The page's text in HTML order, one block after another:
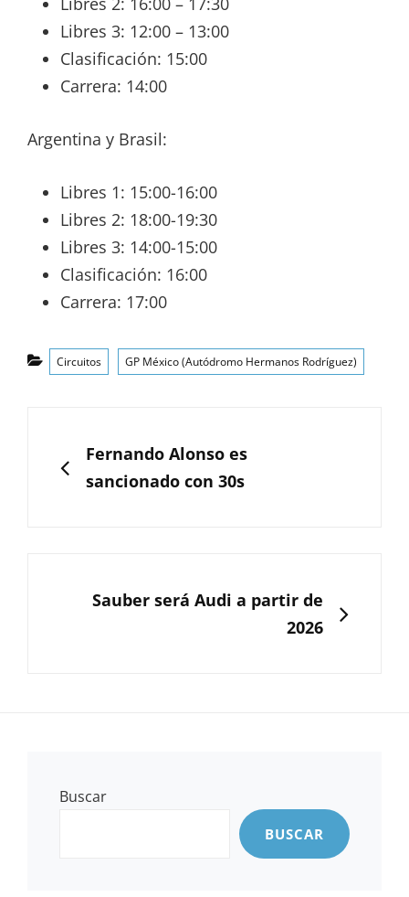
Libres 3: 12:00 – 13:00
Clasificación: 15:00
Carrera: 14:00
Argentina y Brasil:
Libres 1: 15:00-16:00
Libres 2: 18:00-19:30
Libres 3: 14:00-15:00
Clasificación: 16:00
Carrera: 17:00
Categorías
Circuitos GP México (Autódromo Hermanos Rodríguez)
entradas
ANTERIOR
Fernando Alonso es
sancionado con 30s
SIGUIENTE
Sauber será Audi a partir de
2026
Buscar
BUSCAR